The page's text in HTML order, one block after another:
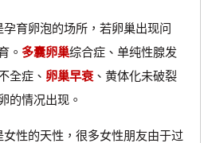
育卵泡的场所，若卵巢出现问
。 多囊卵巢综合症、单纯性腺发
全症、 卵巢早衰、黄体化未破裂
的情况出现。
性的天性，很多女性朋友由于过